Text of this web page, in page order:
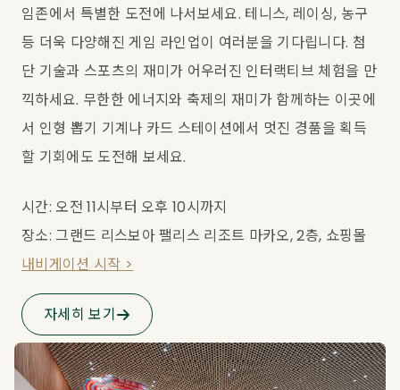
임존에서 특별한 도전에 나서보세요. 테니스, 레이싱, 농구
등 더욱 다양해진 게임 라인업이 여러분을 기다립니다. 첨
단 기술과 스포츠의 재미가 어우러진 인터랙티브 체험을 만
끽하세요. 무한한 에너지와 축제의 재미가 함께하는 이곳에
서 인형 뽑기 기계나 카드 스테이션에서 멋진 경품을 획득
할 기회에도 도전해 보세요.
시간: 오전 11시부터 오후 10시까지
장소: 그랜드 리스보아 팰리스 리조트 마카오, 2층, 쇼핑몰
내비게이션 시작 >
자세히 보기